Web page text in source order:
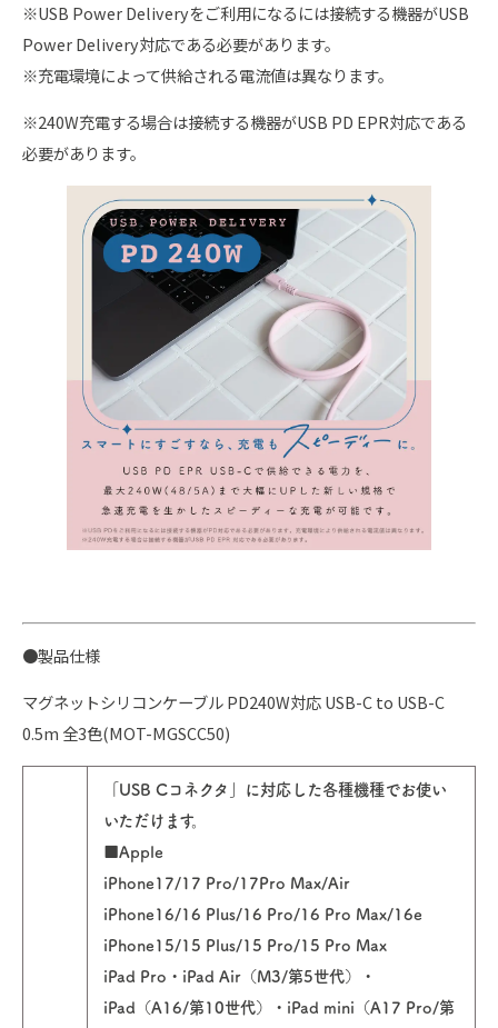
※USB Power Deliveryをご利用になるには接続する機器がUSB
Power Delivery対応である必要があります。
※充電環境によって供給される電流値は異なります。
※240W充電する場合は接続する機器がUSB PD EPR対応である
必要があります。
●製品仕様
マグネットシリコンケーブル PD240W対応 USB-C to USB-C
0.5m 全3色(MOT-MGSCC50)
「USB Cコネクタ」に対応した各種機種でお使い
いただけます。
■Apple
iPhone17/17 Pro/17Pro Max/Air
iPhone16/16 Plus/16 Pro/16 Pro Max/16e
iPhone15/15 Plus/15 Pro/15 Pro Max
iPad Pro・iPad Air（M3/第5世代）・
iPad（A16/第10世代）・iPad mini（A17 Pro/第